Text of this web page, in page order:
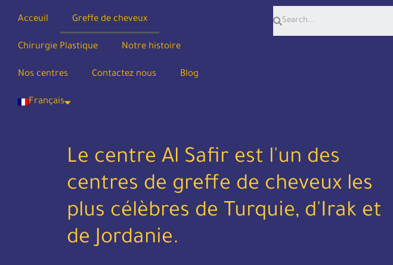
Acceuil Greffe de cheveux
Chirurgie Plastique Notre histoire
Nos centres Contactez nous Blog
Français
Le centre Al Safir est l'un des
centres de greffe de cheveux les
plus célèbres de Turquie, d'Irak et
de Jordanie.